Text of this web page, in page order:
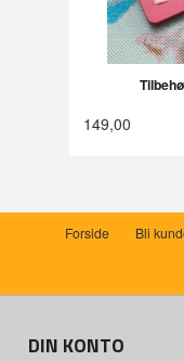
149,00
Forside Bli
DIN KONTO